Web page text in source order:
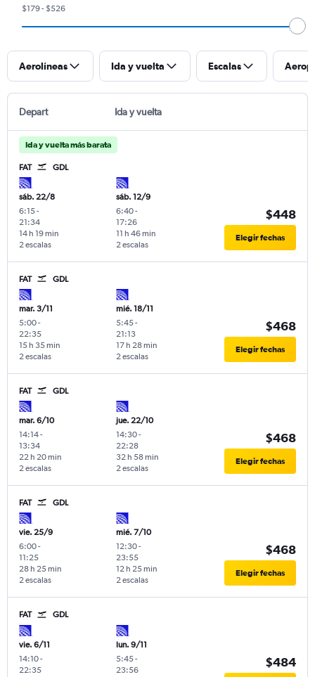
$179 - $526
Aerolíneas Ida y vuelta Escalas
Depart Ida y vuelta
Ida y vuelta más barata
FAT GDL
sáb. 22/8
6:15-
21:34
2 escalas
14 h 19 min
sáb. 12/9
6:40-
17:26
2 escalas
11 h 46 min
$448
Elegir fechas
FAT GDL
mar. 3/11
5:00-
22:35
2 escalas
15 h 35 min
mié. 18/11
5:45-
21:13
2 escalas
17 h 28 min
$468
Elegir fechas
FAT GDL
mar. 6/10
14:14-
13:34
2 escalas
22 h 20 min
jue. 22/10
14:30-
22:28
2 escalas
32 h 58 min
$468
Elegir fechas
FAT GDL
vie. 25/9
6:00-
11:25
2 escalas
28 h 25 min
mié. 7/10
12:30-
23:55
2 escalas
12 h 25 min
$468
Elegir fechas
FAT GDL
vie. 6/11
14:10-
22:35
lun. 9/11
5:45-
23:56
$484